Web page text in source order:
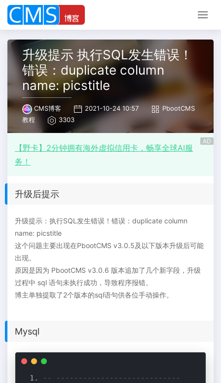
升级提示 执行SQL发生错误！
错误：duplicate column
name: picstitle
CMS博客 2021-10-24 10:57
PbootCMS
教程
3303
AD
【野卡】2分钟拥有海外虚拟信用卡，畅享全球AI服
务！
升级后提示
升级提示：执行SQL发生错误！错误：duplicate column
name: picstitle
这个问题主要出现在PbootCMS v3.0.5及以下版本升级后可能
出现。
原因是因为 PbootCMS v3.0.6 版本追加了几个新字段，升级
过程中 sql 语句未执行成功，导致程序报错。
博主单独提取了2个版本的sql语句供各位手动操作。
Mysql
-- ----------------------------